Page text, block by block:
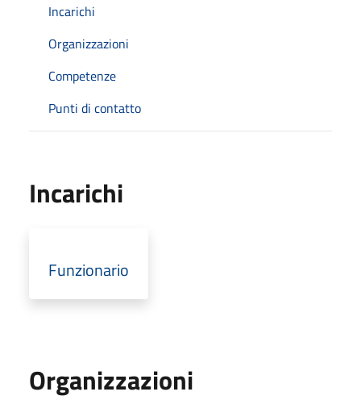
Incarichi
Organizzazioni
Competenze
Punti di contatto
Incarichi
Funzionario
Organizzazioni